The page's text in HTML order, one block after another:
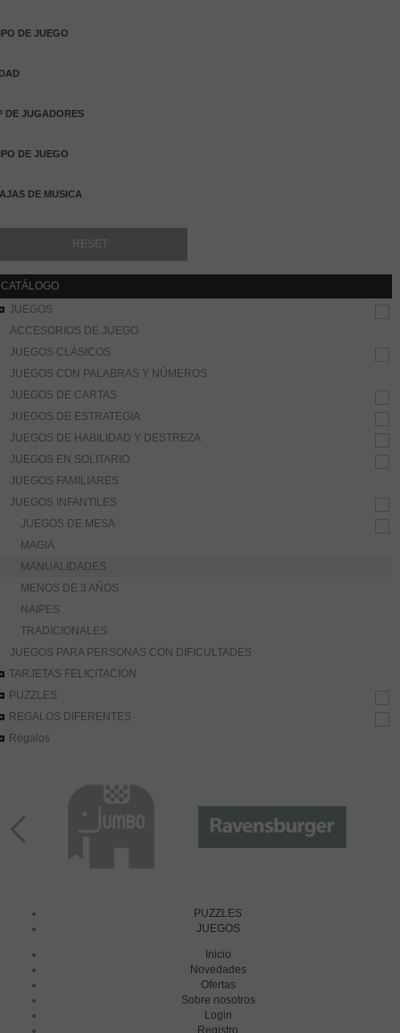
DE JUEGO
DE JUGADORES
DE JUEGO
DE MUSICA
CATÁLOGO
JUEGOS
ACCESORIOS DE JUEGO
JUEGOS CLÁSICOS
JUEGOS CON PALABRAS Y NÚMEROS
JUEGOS DE CARTAS
JUEGOS DE ESTRATEGIA
JUEGOS DE HABILIDAD Y DESTREZA
JUEGOS EN SOLITARIO
JUEGOS FAMILIARES
JUEGOS INFANTILES
JUEGOS DE MESA
MAGIA
MANUALIDADES
MENOS DE 3 AÑOS
NAIPES
TRADICIONALES
JUEGOS PARA PERSONAS CON DIFICULTADES
TARJETAS FELICITACION
PUZZLES
REGALOS DIFERENTES
Regalos
PUZZLES
JUEGOS
Inicio
Novedades
Ofertas
Sobre nosotros
Login
Registro